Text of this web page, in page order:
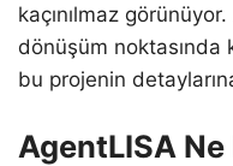
kaçınılmaz
dönüşüm noktasında
bu projenin
AgentLISA